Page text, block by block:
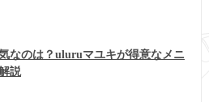
なのは？uluruマユキが得意なメニ
説